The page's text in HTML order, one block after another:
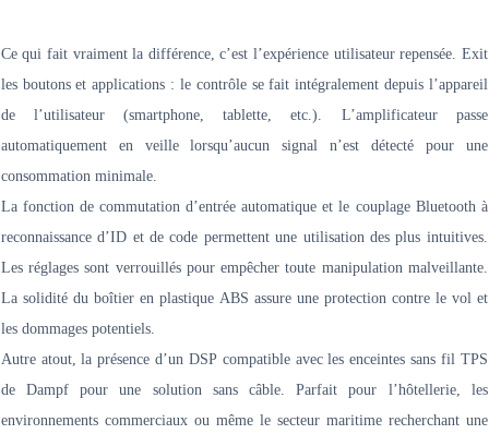
Ce qui fait vraiment la différence, c’est l’expérience utilisateur repensée. Exit
les boutons et applications : le contrôle se fait intégralement depuis l’appareil
de l’utilisateur (smartphone, tablette, etc.). L’amplificateur passe
automatiquement en veille lorsqu’aucun signal n’est détecté pour une
consommation minimale.
La fonction de commutation d’entrée automatique et le couplage Bluetooth à
reconnaissance d’ID et de code permettent une utilisation des plus intuitives.
Les réglages sont verrouillés pour empêcher toute manipulation malveillante.
La solidité du boîtier en plastique ABS assure une protection contre le vol et
les dommages potentiels.
Autre atout, la présence d’un DSP compatible avec les enceintes sans fil TPS
de Dampf pour une solution sans câble. Parfait pour l’hôtellerie, les
environnements commerciaux ou même le secteur maritime recherchant une